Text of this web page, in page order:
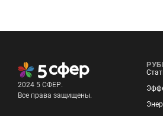
2024 5 СФЕР.
Все права защищены.